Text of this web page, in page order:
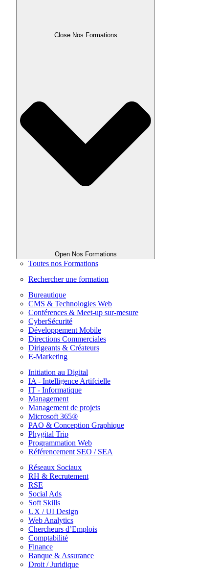
Close Nos Formations
Open Nos Formations
Toutes nos Formations
Rechercher une formation
Bureautique
CMS & Technologies Web
Conférences & Meet-up sur-mesure
CyberSécurité
Développement Mobile
Directions Commerciales
Dirigeants & Créateurs
E-Marketing
Initiation au Digital
IA - Intelligence Artifcielle
IT - Informatique
Management
Management de projets
Microsoft 365®
PAO & Conception Graphique
Phygital Trip
Programmation Web
Référencement SEO / SEA
Réseaux Sociaux
RH & Recrutement
RSE
Social Ads
Soft Skills
UX / UI Design
Web Analytics
Chercheurs d’Emplois
Comptabilité
Finance
Banque & Assurance
Droit / Juridique